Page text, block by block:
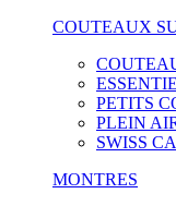
COUTEAUX
PETITS
PLEIN
SWISS
MONTRES